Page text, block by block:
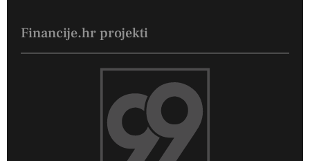
Financije.hr projekti